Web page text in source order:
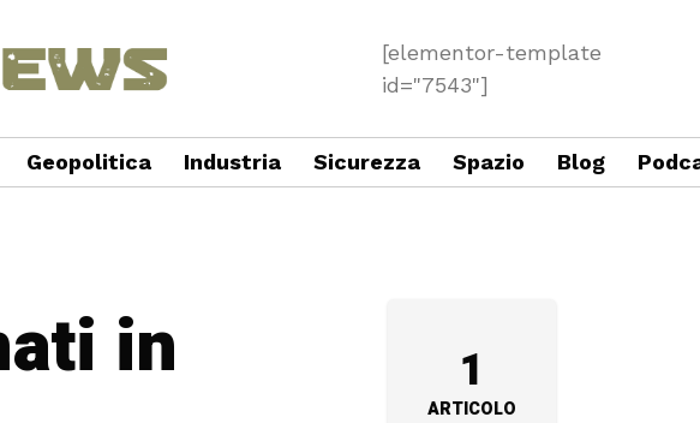
[elementor-template
id="7543"]
Geopolitica Industria Sicurezza Spazio Blog
in 1
ARTICOLO